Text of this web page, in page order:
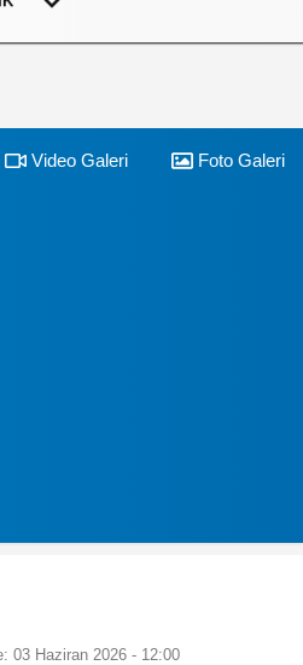
Video Galeri Foto Galeri
03 Haziran 2026 - 12:00